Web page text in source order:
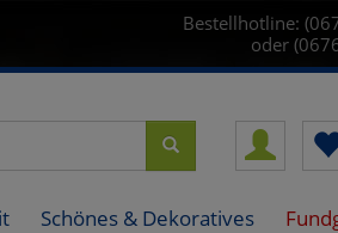
Bestellhotline:
oder
Schönes & Dekoratives